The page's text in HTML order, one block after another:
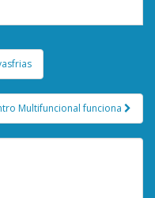
Multifuncional funciona